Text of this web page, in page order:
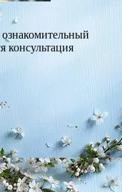
консультация